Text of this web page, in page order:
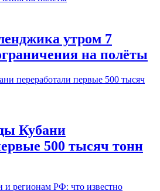
утром 7
на полёты
Кубани
500 тысяч тонн